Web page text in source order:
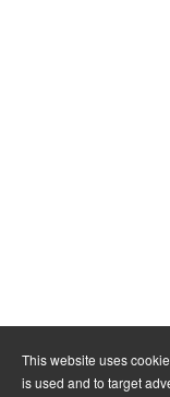
This website uses
is used and to target